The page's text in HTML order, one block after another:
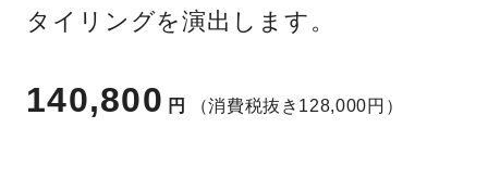
タイリングを演出します。
140,800 円 （消費税抜き128,000円）